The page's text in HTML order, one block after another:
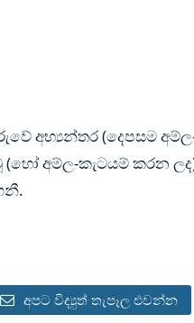
අභ්‍යන්තර (දෙපසම
අම්ල-කැටයම් කරන
අපට විද්‍යුත් තැපෑල එවන්න